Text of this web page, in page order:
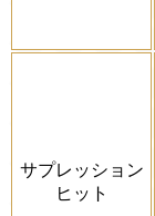
サプレッション
ヒット